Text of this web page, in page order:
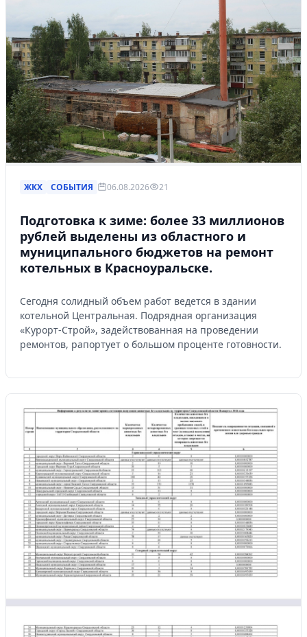
ЖКХ СОБЫТИЯ 06.08.2026 21
Подготовка к зиме: более 33 миллионов
рублей выделены из областного и
муниципального бюджетов на ремонт
котельных в Красноуральске.
Сегодня солидный объем работ ведется в здании
котельной Центральная. Подрядная организация
«Курорт-Строй», задействованная на проведении
ремонтов, рапортует о большом проценте готовности.